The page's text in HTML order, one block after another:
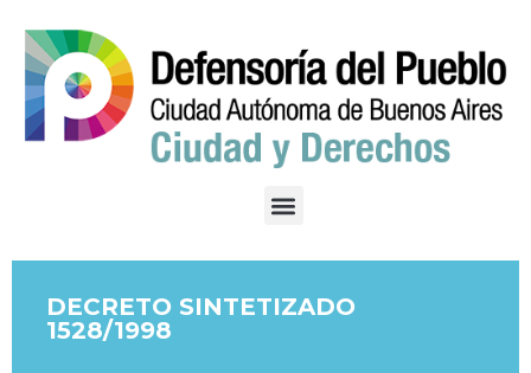
DECRETO SINTETIZADO
1528/1998